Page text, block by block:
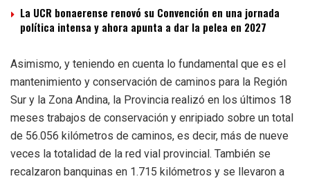
La UCR bonaerense renovó su Convención en una jornada
política intensa y ahora apunta a dar la pelea en 2027
Asimismo, y teniendo en cuenta lo fundamental que es el
mantenimiento y conservación de caminos para la Región
Sur y la Zona Andina, la Provincia realizó en los últimos 18
meses trabajos de conservación y enripiado sobre un total
de 56.056 kilómetros de caminos, es decir, más de nueve
veces la totalidad de la red vial provincial. También se
recalzaron banquinas en 1.715 kilómetros y se llevaron a